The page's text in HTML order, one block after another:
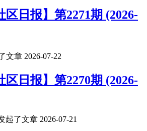
区日报】第2271期 (2026-
文章 2026-07-22
区日报】第2270期 (2026-
起了文章 2026-07-21